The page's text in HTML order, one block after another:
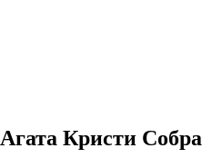
Агата Кристи